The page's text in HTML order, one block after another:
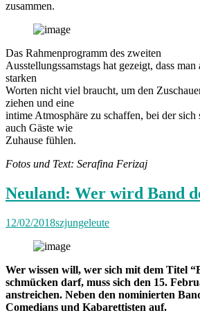
zusammen.
Das Rahmenprogramm des zweiten
Ausstellungssamstags hat gezeigt, dass
starken
Worten nicht viel braucht, um den
ziehen und eine
intime Atmosphäre zu schaffen, bei der
auch Gäste wie
Zuhause fühlen.
Fotos und Text: Serafina Ferizaj
Neuland: Wer wird Band
12/02/2018szjungeleute
Wer wissen will, wer sich mit dem Titel
schmücken darf, muss sich den 15.
anstreichen. Neben den nominierten
Comedians und Kabarettisten auf.